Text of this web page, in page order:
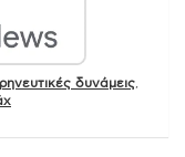
δυνάμεις